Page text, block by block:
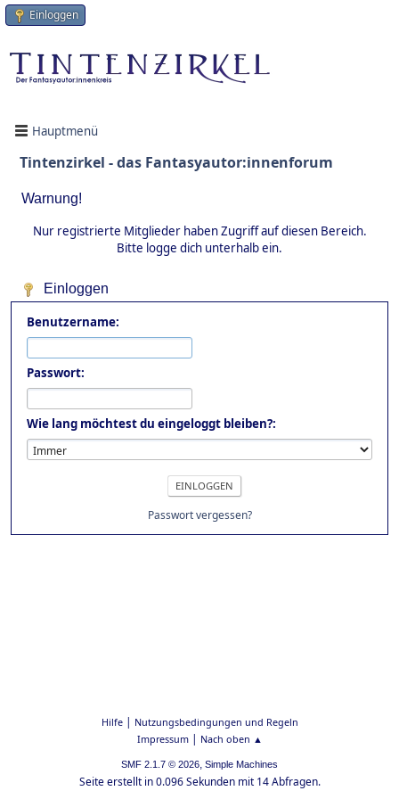
Einloggen
Hauptmenü
Tintenzirkel - das Fantasyautor:innenforum
Warnung!
Nur registrierte Mitglieder haben Zugriff auf diesen Bereich.
Bitte logge dich unterhalb ein.
Einloggen
Benutzername:
Passwort:
Wie lang möchtest du eingeloggt bleiben?:
Passwort vergessen?
Hilfe| Nutzungsbedingungen und Regeln
Impressum| Nach oben ▲
SMF 2.1.7 © 2026, Simple Machines
Seite erstellt in 0.096 Sekunden mit 14 Abfragen.